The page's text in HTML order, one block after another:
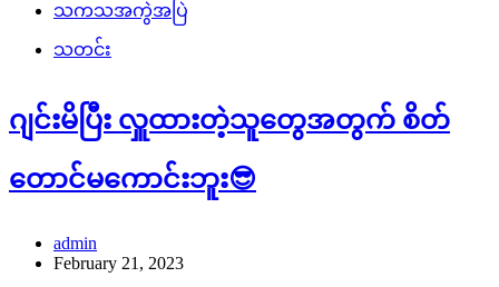
သကသအကွဲအပြဲ
သတင်း
ဂျင်းမိပြီး လှူထားတဲ့သူတွေအတွက် စိတ်
တောင်မကောင်းဘူး😎
admin
February 21, 2023